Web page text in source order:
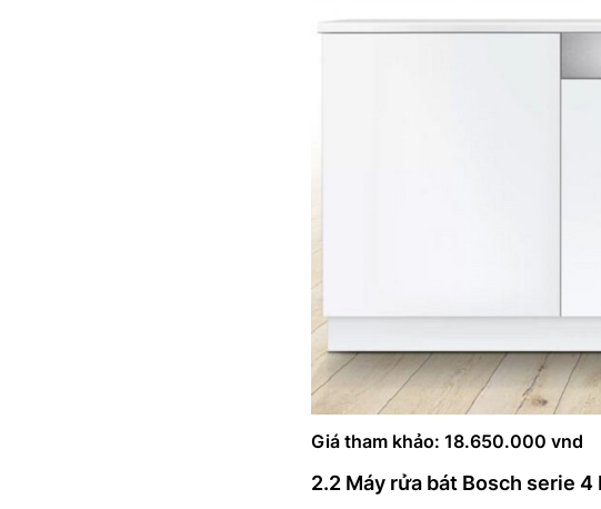
Giá tham khảo: 18.650.000 vnd
2.2 Máy rửa bát Bosch serie 4